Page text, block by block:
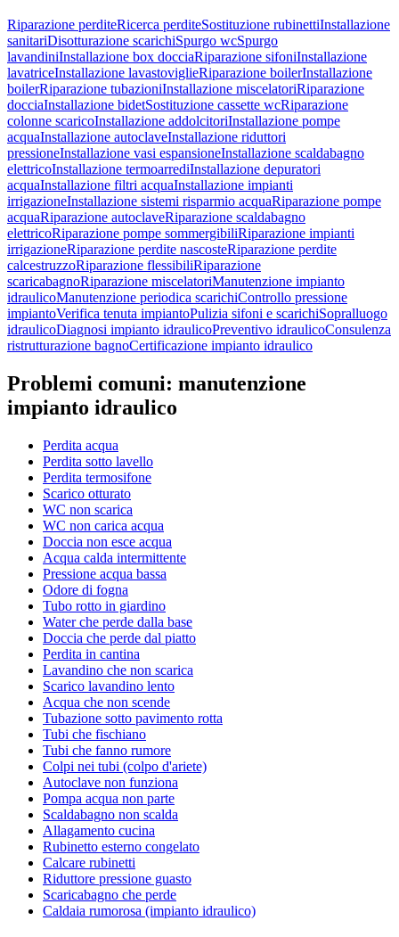
Riparazione perditeRicerca perditeSostituzione rubinettiInstallazione
sanitariDisotturazione scarichiSpurgo wcSpurgo
lavandiniInstallazione box docciaRiparazione sifoniInstallazione
lavatriceInstallazione lavastoviglieRiparazione boilerInstallazione
boilerRiparazione tubazioniInstallazione miscelatoriRiparazione
docciaInstallazione bidetSostituzione cassette wcRiparazione
colonne scaricoInstallazione addolcitoriInstallazione pompe
acquaInstallazione autoclaveInstallazione riduttori
pressioneInstallazione vasi espansioneInstallazione scaldabagno
elettricoInstallazione termoarrediInstallazione depuratori
acquaInstallazione filtri acquaInstallazione impianti
irrigazioneInstallazione sistemi risparmio acquaRiparazione pompe
acquaRiparazione autoclaveRiparazione scaldabagno
elettricoRiparazione pompe sommergibiliRiparazione impianti
irrigazioneRiparazione perdite nascosteRiparazione perdite
calcestruzzoRiparazione flessibiliRiparazione
scaricabagnoRiparazione miscelatoriManutenzione impianto
idraulicoManutenzione periodica scarichiControllo pressione
impiantoVerifica tenuta impiantoPulizia sifoni e scarichiSopralluogo
idraulicoDiagnosi impianto idraulicoPreventivo idraulicoConsulenza
ristrutturazione bagnoCertificazione impianto idraulico
Problemi comuni: manutenzione
impianto idraulico
Perdita acqua
Perdita sotto lavello
Perdita termosifone
Scarico otturato
WC non scarica
WC non carica acqua
Doccia non esce acqua
Acqua calda intermittente
Pressione acqua bassa
Odore di fogna
Tubo rotto in giardino
Water che perde dalla base
Doccia che perde dal piatto
Perdita in cantina
Lavandino che non scarica
Scarico lavandino lento
Acqua che non scende
Tubazione sotto pavimento rotta
Tubi che fischiano
Tubi che fanno rumore
Colpi nei tubi (colpo d'ariete)
Autoclave non funziona
Pompa acqua non parte
Scaldabagno non scalda
Allagamento cucina
Rubinetto esterno congelato
Calcare rubinetti
Riduttore pressione guasto
Scaricabagno che perde
Caldaia rumorosa (impianto idraulico)